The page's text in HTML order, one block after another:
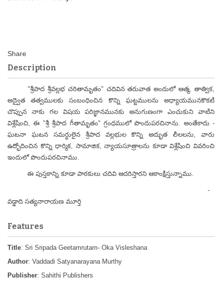
Description
"శ్రీపాద శ్రీవల్లభ చరితామృతం" చదివిన తరువాత అందులో ఆత్మ, తాత్విక,
అద్వైత తత్వములకు సంబంధించిన కొన్ని ఘట్టములను అధ్యాయమునకొకటి
చొప్పున నాకు గల విషయ పరిజ్ఞానమునకు అనుగుణంగా ఎంచుకుని వాటిని
విశ్లేషించి, ఈ "శ్రీ శ్రీపాద గీతామృతం" గ్రంధములో పొందుపరచినాను. అంతేకాదు -
ఘటనా ఘటన సమర్ధులైన శ్రీపాద వల్లభుల కొన్ని అద్భుత లీలలను, వారు
ఉద్భోదించిన కొన్ని ధార్మిక, సామాజిక, న్యాయసూత్రాలను కూడా విశ్లేషించి వివరించి
ఇందులో పొందుపరచినాము.
ఈ పుస్తకాన్ని కూడా పాఠకులు చదివి ఆదరిస్తారని ఆకాంక్షిస్తున్నాము.
-
వడ్డాది సత్యనారాయణ మూర్తి
Features
Title: Sri Sripada Geetamrutam- Oka Visleshana
Author: Vaddadi Satyanarayana Murthy
Publisher: Sahithi Publishers